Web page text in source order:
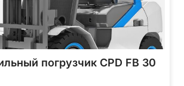
погрузчик CPD FB 30